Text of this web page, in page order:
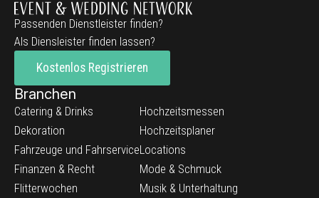
Passenden Dienstleister finden?
Als Diensleister finden lassen?
Kostenlos Registrieren
Branchen
Catering & Drinks
Dekoration
Fahrzeuge und Fahrservice
Finanzen & Recht
Flitterwochen
Hochzeitsmessen
Hochzeitsplaner
Locations
Mode & Schmuck
Musik & Unterhaltung